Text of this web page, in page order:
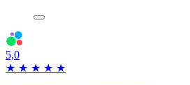
5,0
★ ★ ★ ★ ★